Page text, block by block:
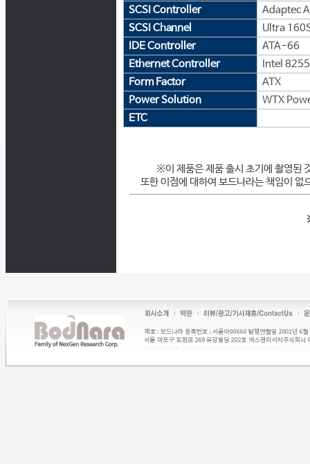
SCSI Controller
Adaptec
SCSI Channel
Ultra
IDE Controller
ATA-66
Ethernet Controller
Intel
Form Factor
ATX
Power Solution
WTX
ETC
※이 제품은 제품 출시 초기에 촬영된
또한 이점에 대하여 보드나라는 책임이 없